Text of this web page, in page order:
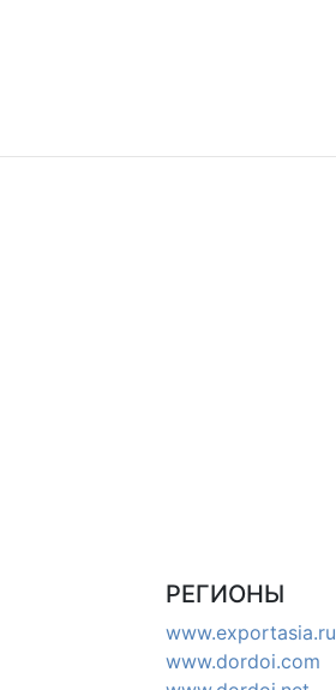
РЕГИОНЫ
www.exportasia.ru
www.dordoi.com